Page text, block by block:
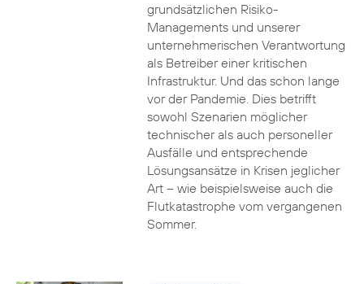
grundsätzlichen Risiko-
Managements und unserer
unternehmerischen Verantwortung
als Betreiber einer kritischen
Infrastruktur. Und das schon lange
vor der Pandemie. Dies betrifft
sowohl Szenarien möglicher
technischer als auch personeller
Ausfälle und entsprechende
Lösungsansätze in Krisen jeglicher
Art – wie beispielsweise auch die
Flutkatastrophe vom vergangenen
Sommer.